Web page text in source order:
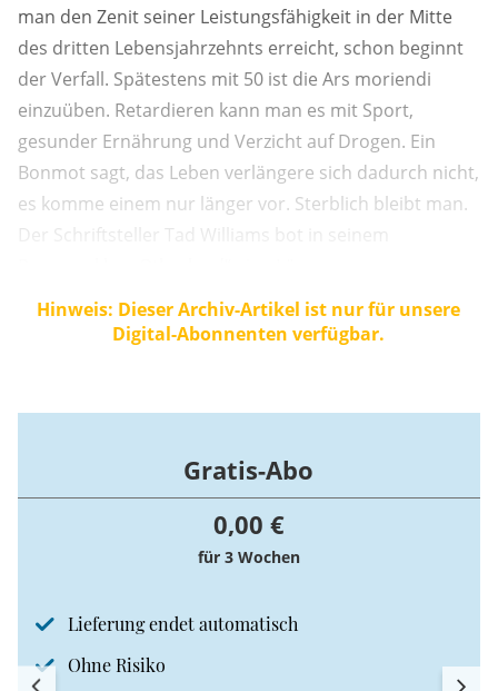
man den Zenit seiner Leistungsfähigkeit in der Mitte
des dritten Lebensjahrzehnts erreicht, schon beginnt
der Verfall. Spätestens mit 50 ist die Ars moriendi
einzuüben. Retardieren kann man es mit Sport,
gesunder Ernährung und Verzicht auf Drogen. Ein
Bonmot sagt, das Leben verlängere sich dadurch nicht,
es komme einem nur länger vor. Sterblich bleibt man.
Der Schriftsteller Tad Williams bot in seinem
Hinweis: Dieser Archiv-Artikel ist nur für unsere
Digital-Abonnenten verfügbar.
Gratis-Abo
0,00 €
für 3 Wochen
Lieferung endet automatisch
Ohne Risiko